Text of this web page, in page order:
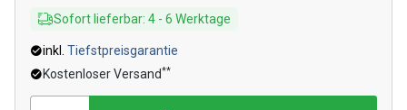
Sofort lieferbar: 4 - 6 Werktage
inkl. Tiefstpreisgarantie
Kostenloser Versand**